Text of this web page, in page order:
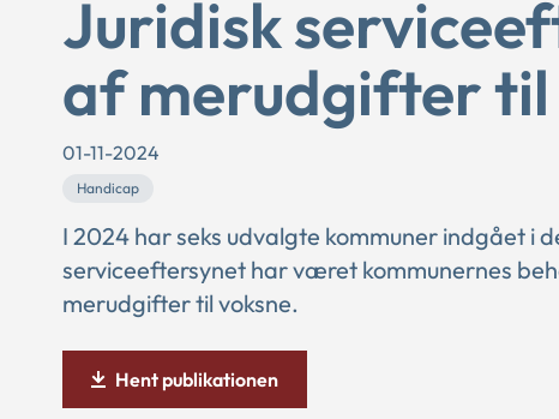
Juridisk
af merudgifter til
01-11-2024
Handicap
I 2024 har seks udvalgte kommuner indgået i
serviceeftersynet har været kommunernes
merudgifter til voksne.
Hent publikationen